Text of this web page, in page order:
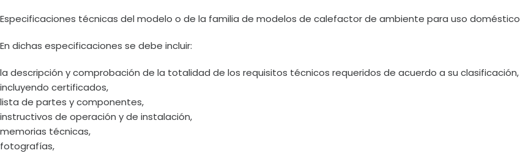
Especificaciones técnicas del modelo o de la familia de modelos de calefactor de ambiente para uso doméstico
En dichas especificaciones se debe incluir:
la descripción y comprobación de la totalidad de los requisitos técnicos requeridos de acuerdo a su clasificación,
incluyendo certificados,
lista de partes y componentes,
instructivos de operación y de instalación,
memorias técnicas,
fotografías,